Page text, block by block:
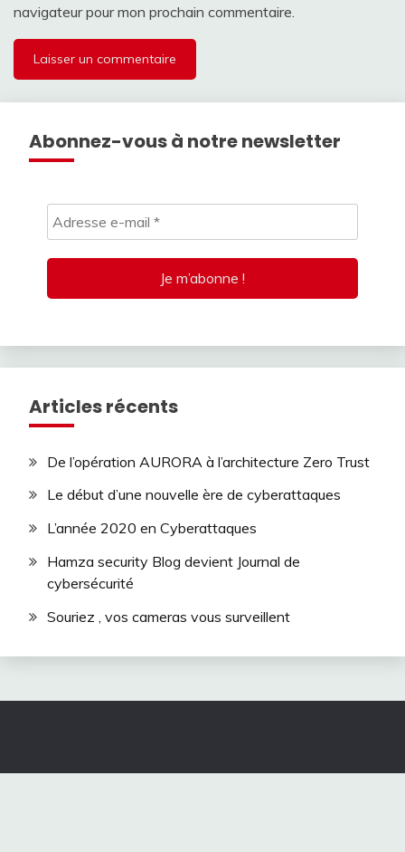
navigateur pour mon prochain commentaire.
Abonnez-vous à notre newsletter
Articles récents
De l’opération AURORA à l’architecture Zero Trust
Le début d’une nouvelle ère de cyberattaques
L’année 2020 en Cyberattaques
Hamza security Blog devient Journal de
cybersécurité
Souriez , vos cameras vous surveillent